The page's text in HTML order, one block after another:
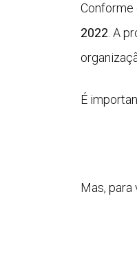
Conforme
2022 . A
É
Mas, para